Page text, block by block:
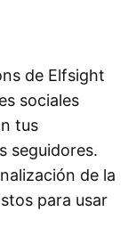
de Elfsight
sociales
tus
seguidores.
de la
para usar